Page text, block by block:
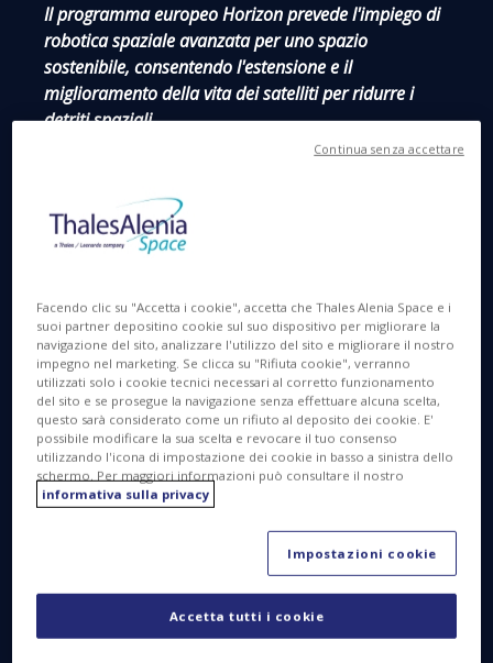
Il programma europeo Horizon prevede l'impiego di
robotica spaziale avanzata per uno spazio
sostenibile, consentendo l'estensione e il
miglioramento della vita dei satelliti per ridurre i
detriti spaziali.
Parigi, 20 settembre 2022
la joint venture Thales (67%) e Leonardo (33%), e i
suoi Partner sono stati selezionati dalla
programma dedicato ai servizi in orbita.
EROSS IOD (European Robotic Orbital Support
Services In Orbit Demonstrator) convaliderà le
tecnologie necessarie alle operazioni di assistenza
robotica nello spazio, includendo una missione
pionieristica europea entro il 2026. La missione
dimostrerà le capacità di rendez-vous, cattura,
aggancio, rifornimento e scambio di payload dei
spazio a supporto delle future missioni robotiche in
orbita.
Facendo clic su "Accetta i cookie", accetta che Thales Alenia Space e i
suoi partner depositino cookie sul suo dispositivo per migliorare la
navigazione del sito, analizzare l'utilizzo del sito e migliorare il nostro
impegno nel marketing. Se clicca su "Rifiuta cookie", verranno
utilizzati solo i cookie tecnici necessari al corretto funzionamento
del sito e se prosegue la navigazione senza effettuare alcuna scelta,
questo sarà considerato come un rifiuto al deposito dei cookie. E'
possibile modificare la sua scelta e revocare il tuo consenso
utilizzando l'icona di impostazione dei cookie in basso a sinistra dello
schermo. Per maggiori informazioni può consultare il nostro
informativa sulla privacy
Impostazioni cookie
Accetta tutti i cookie
Continua senza accettare